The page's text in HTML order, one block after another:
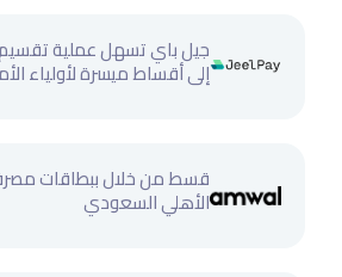
جيل باي تسهل عملية تقسيم
إلى أقساط ميسرة لأولياء
قسط من خلال ببطاقات
الأهلي السعودي